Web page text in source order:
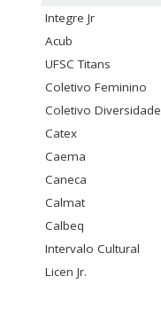
Integre Jr
Acub
UFSC Titans
Coletivo Feminino
Coletivo Diversidade
Catex
Caema
Caneca
Calmat
Calbeq
Intervalo Cultural
Licen Jr.